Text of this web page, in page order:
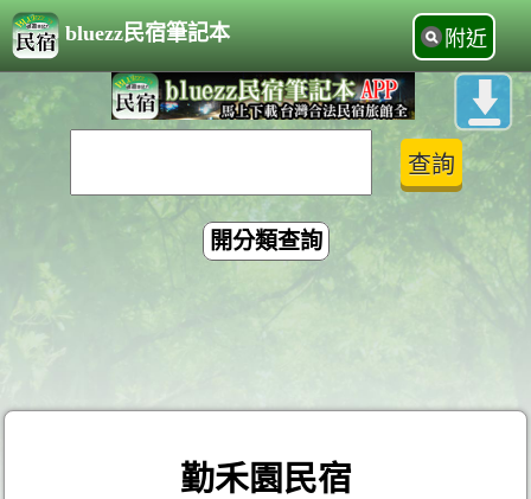
bluezz民宿筆記本 附近
開分類查詢
勤禾園民宿